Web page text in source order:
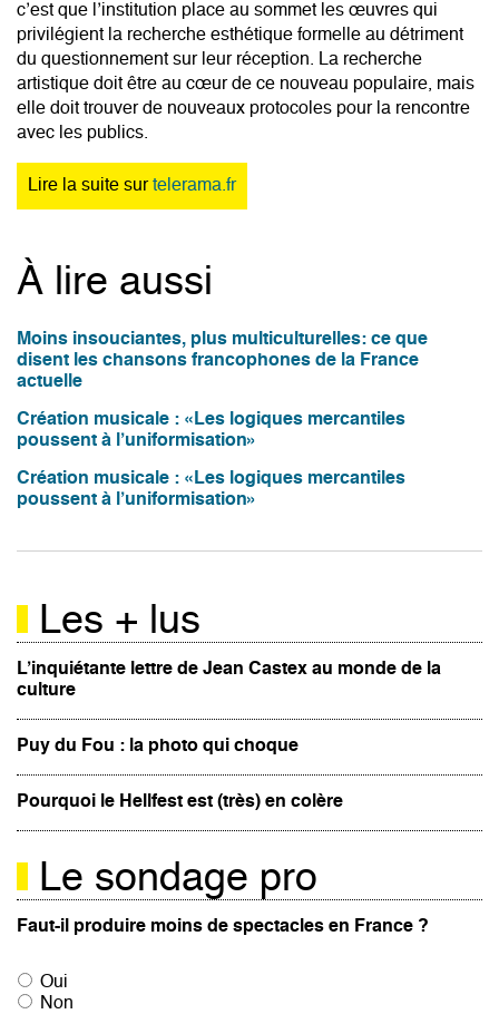
c’est que l’institution place au sommet les œuvres qui
privilégient la recherche esthétique formelle au détriment
du questionnement sur leur réception. La recherche
artistique doit être au cœur de ce nouveau populaire, mais
elle doit trouver de nouveaux protocoles pour la rencontre
avec les publics.
Lire la suite surtelerama.fr
À lire aussi
Moins insouciantes, plus multiculturelles: ce que
disent les chansons francophones de la France
actuelle
Création musicale : «Les logiques mercantiles
poussent à l’uniformisation»
Création musicale : «Les logiques mercantiles
poussent à l’uniformisation»
Les + lus
L’inquiétante lettre de Jean Castex au monde de la
culture
Puy du Fou : la photo qui choque
Pourquoi le Hellfest est (très) en colère
Le sondage pro
Faut-il produire moins de spectacles en France ?
Oui
Non